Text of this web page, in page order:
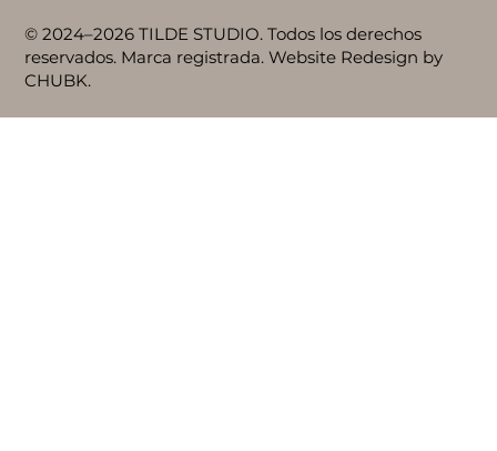
© 2024–2026 TILDE STUDIO. Todos los derechos
reservados. Marca registrada. Website Redesign by
CHUBK.